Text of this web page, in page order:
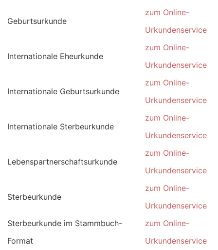
Geburtsurkunde
zum Online-
Urkundenservice
Internationale Eheurkunde
zum Online-
Urkundenservice
Internationale Geburtsurkunde
zum Online-
Urkundenservice
Internationale Sterbeurkunde
zum Online-
Urkundenservice
Lebenspartnerschaftsurkunde
zum Online-
Urkundenservice
Sterbeurkunde
zum Online-
Urkundenservice
Sterbeurkunde im Stammbuch-
Format
zum Online-
Urkundenservice